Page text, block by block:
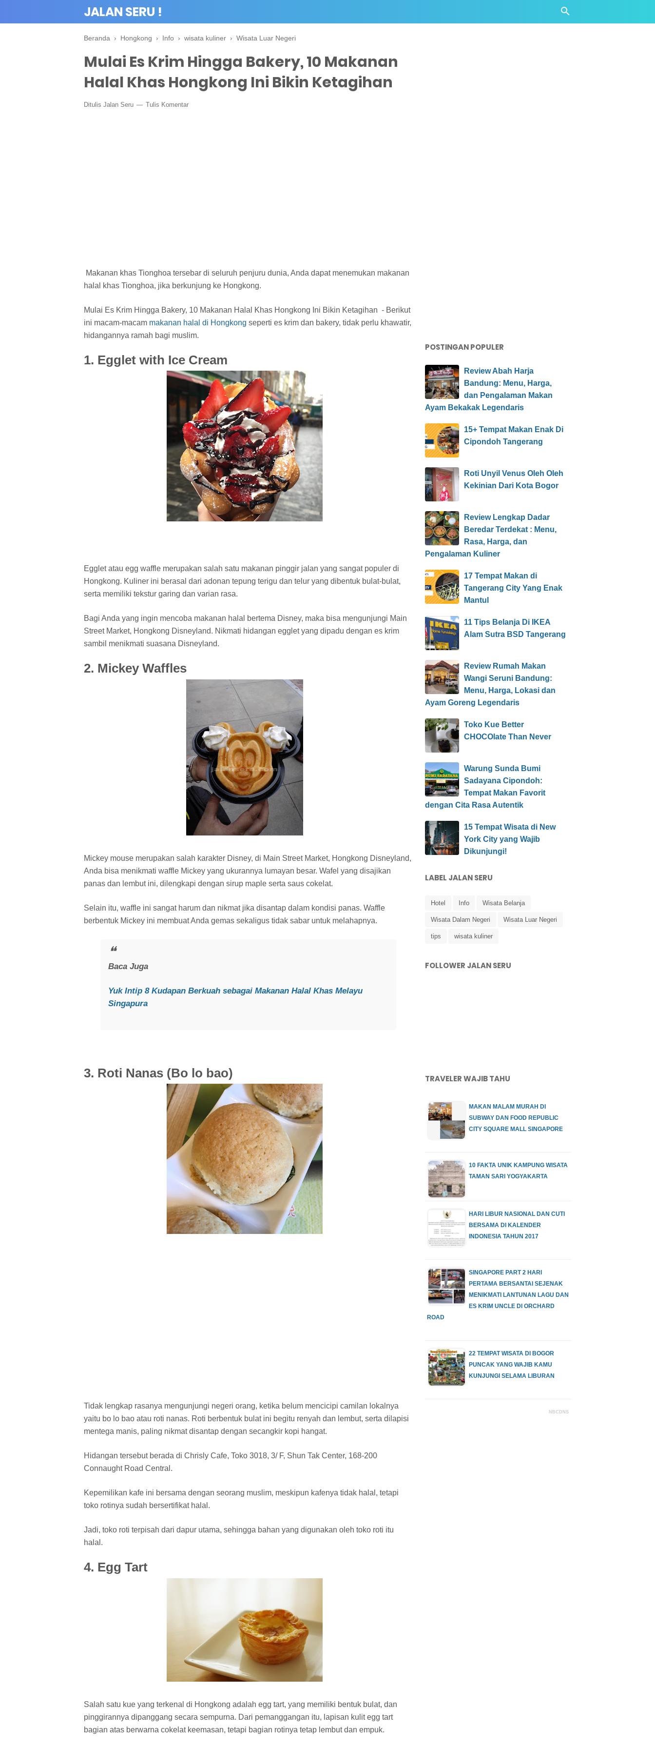
JALAN SERU !
Beranda › Hongkong › Info › wisata kuliner › Wisata Luar Negeri
Mulai Es Krim Hingga Bakery, 10 Makanan
Halal Khas Hongkong Ini Bikin Ketagihan
Ditulis Jalan Seru Tulis Komentar
Makanan khas Tionghoa tersebar di seluruh penjuru dunia, Anda dapat menemukan makanan
halal khas Tionghoa, jika berkunjung ke Hongkong.
Mulai Es Krim Hingga Bakery, 10 Makanan Halal Khas Hongkong Ini Bikin Ketagihan - Berikut
ini macam-macam makanan halal di Hongkong seperti es krim dan bakery, tidak perlu khawatir,
hidangannya ramah bagi muslim.
1. Egglet with Ice Cream
Egglet atau egg waffle merupakan salah satu makanan pinggir jalan yang sangat populer di
Hongkong. Kuliner ini berasal dari adonan tepung terigu dan telur yang dibentuk bulat-bulat,
serta memiliki tekstur garing dan varian rasa.
Bagi Anda yang ingin mencoba makanan halal bertema Disney, maka bisa mengunjungi Main
Street Market, Hongkong Disneyland. Nikmati hidangan egglet yang dipadu dengan es krim
sambil menikmati suasana Disneyland.
2. Mickey Waffles
Mickey mouse merupakan salah karakter Disney, di Main Street Market, Hongkong Disneyland,
Anda bisa menikmati waffle Mickey yang ukurannya lumayan besar. Wafel yang disajikan
panas dan lembut ini, dilengkapi dengan sirup maple serta saus cokelat.
Selain itu, waffle ini sangat harum dan nikmat jika disantap dalam kondisi panas. Waffle
berbentuk Mickey ini membuat Anda gemas sekaligus tidak sabar untuk melahapnya.
Baca Juga
Yuk Intip 8 Kudapan Berkuah sebagai Makanan Halal Khas Melayu
Singapura
3. Roti Nanas (Bo lo bao)
Tidak lengkap rasanya mengunjungi negeri orang, ketika belum mencicipi camilan lokalnya
yaitu bo lo bao atau roti nanas. Roti berbentuk bulat ini begitu renyah dan lembut, serta dilapisi
mentega manis, paling nikmat disantap dengan secangkir kopi hangat.
Hidangan tersebut berada di Chrisly Cafe, Toko 3018, 3/ F, Shun Tak Center, 168-200
Connaught Road Central.
Kepemilikan kafe ini bersama dengan seorang muslim, meskipun kafenya tidak halal, tetapi
toko rotinya sudah bersertifikat halal.
Jadi, toko roti terpisah dari dapur utama, sehingga bahan yang digunakan oleh toko roti itu
halal.
4. Egg Tart
Salah satu kue yang terkenal di Hongkong adalah egg tart, yang memiliki bentuk bulat, dan
pinggirannya dipanggang secara sempurna. Dari pemanggangan itu, lapisan kulit egg tart
bagian atas berwarna cokelat keemasan, tetapi bagian rotinya tetap lembut dan empuk.
POSTINGAN POPULER
Review Abah Harja
Bandung: Menu, Harga,
dan Pengalaman Makan
Ayam Bekakak Legendaris
15+ Tempat Makan Enak Di
Cipondoh Tangerang
Roti Unyil Venus Oleh Oleh
Kekinian Dari Kota Bogor
Review Lengkap Dadar
Beredar Terdekat : Menu,
Rasa, Harga, dan
Pengalaman Kuliner
17 Tempat Makan di
Tangerang City Yang Enak
Mantul
11 Tips Belanja Di IKEA
Alam Sutra BSD Tangerang
Review Rumah Makan
Wangi Seruni Bandung:
Menu, Harga, Lokasi dan
Ayam Goreng Legendaris
Toko Kue Better
CHOCOlate Than Never
Warung Sunda Bumi
Sadayana Cipondoh:
Tempat Makan Favorit
dengan Cita Rasa Autentik
15 Tempat Wisata di New
York City yang Wajib
Dikunjungi!
LABEL JALAN SERU
Hotel Info Wisata Belanja
Wisata Dalam Negeri Wisata Luar Negeri
tips wisata kuliner
FOLLOWER JALAN SERU
TRAVELER WAJIB TAHU
MAKAN MALAM MURAH DI
SUBWAY DAN FOOD REPUBLIC
CITY SQUARE MALL SINGAPORE
10 FAKTA UNIK KAMPUNG WISATA
TAMAN SARI YOGYAKARTA
HARI LIBUR NASIONAL DAN CUTI
BERSAMA DI KALENDER
INDONESIA TAHUN 2017
SINGAPORE PART 2 HARI
PERTAMA BERSANTAI SEJENAK
MENIKMATI LANTUNAN LAGU DAN
ES KRIM UNCLE DI ORCHARD
ROAD
22 TEMPAT WISATA DI BOGOR
PUNCAK YANG WAJIB KAMU
KUNJUNGI SELAMA LIBURAN
NBCDNS